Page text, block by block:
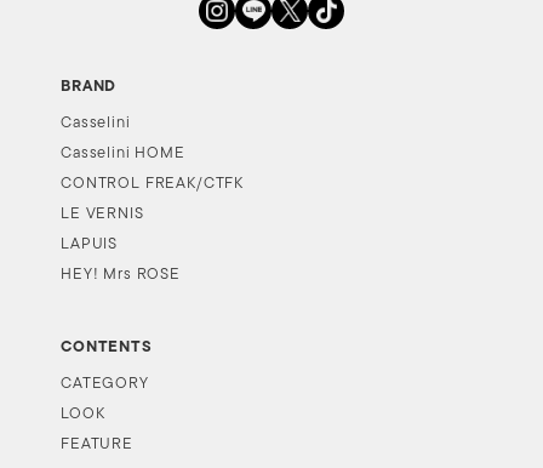
BRAND
Casselini
Casselini HOME
CONTROL FREAK/CTFK
LE VERNIS
LAPUIS
HEY! Mrs ROSE
CONTENTS
CATEGORY
LOOK
FEATURE